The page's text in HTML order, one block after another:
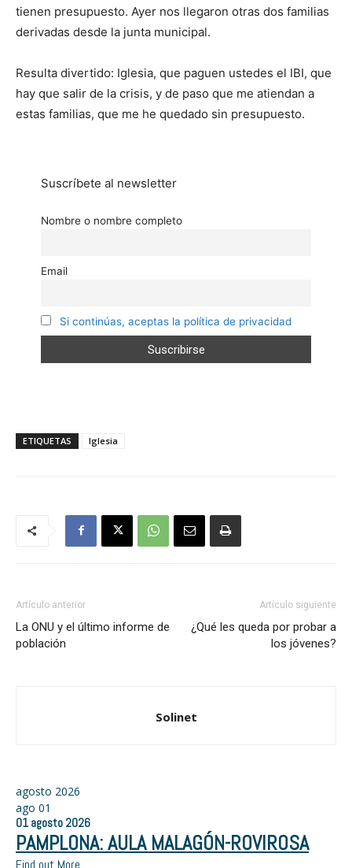
tienen presupuesto. Ayer nos llegaron otras dos familias
derivadas desde la junta municipal.
Resulta divertido: Iglesia, que paguen ustedes el IBI, que
hay que salir de la crisis, y de paso que me atiendan a
estas familias, que me he quedado sin presupuesto.
Suscríbete al newsletter
Nombre o nombre completo
Email
Si continúas, aceptas la política de privacidad
ETIQUETAS Iglesia
Artículo anterior
La ONU y el último informe de
población
Artículo siguiente
¿Qué les queda por probar a
los jóvenes?
Solinet
agosto 2026
ago 01
01 agosto 2026
PAMPLONA: AULA MALAGÓN-ROVIROSA
Find out More